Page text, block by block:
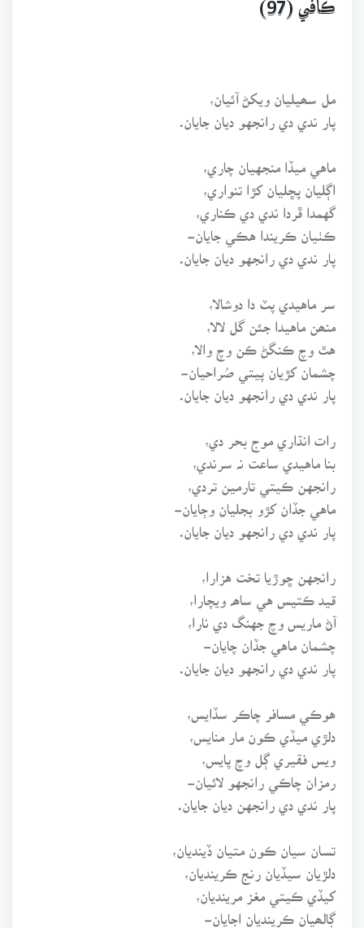
ڪافي (97)
مل سھيليان ويکڻ آئيان،
پار ندي دي رانجهو ديان جايان.
ماهي ميڏا منجهيان چاري،
اڳليان پڇليان کڙا تنواري،
گهمدا ڦردا ندي دي ڪناري،
ڪٺيان ڪريندا هڪي جايان-
پار ندي دي رانجهو ديان جايان.
سر ماهيدي پٽ دا دوشالا،
منھن ماهيدا جئن گل لالا،
هٿ وچ ڪنگڻ ڪن وچ والا،
چشمان کڙيان پيتي صُراحيان-
پار ندي دي رانجهو ديان جايان.
رات انڌاري موج بحر دي،
بنا ماهيدي ساعت نہ سرندي،
رانجهن ڪيتي تارمين تردي،
ماهي جڏان کڙو بجليان وڄايان-
پار ندي دي رانجهو ديان جايان.
رانجهن ڇوڙيا تخت هزارا،
قيد ڪتيس هي ساھہ ويچارا،
آڻ ماريس وچ جهنگ دي نارا،
چشمان ماهي جڏان چايان-
پار ندي دي رانجهو ديان جايان.
هوڪي مسافر چاڪر سڏايس،
دلڙي ميڏي ڪون مار منايس،
ويس فقيري ڳل وچ پايس،
رمزان چاڪي رانجهو لائيان-
پار ندي دي رانجهن ديان جايان.
تسان سيان ڪون متيان ڏينديان،
دلڙيان سيڏيان رنج ڪرينديان،
کيڏي ڪيتي مغز مرينديان،
ڳالھيان ڪرينديان اجايان-